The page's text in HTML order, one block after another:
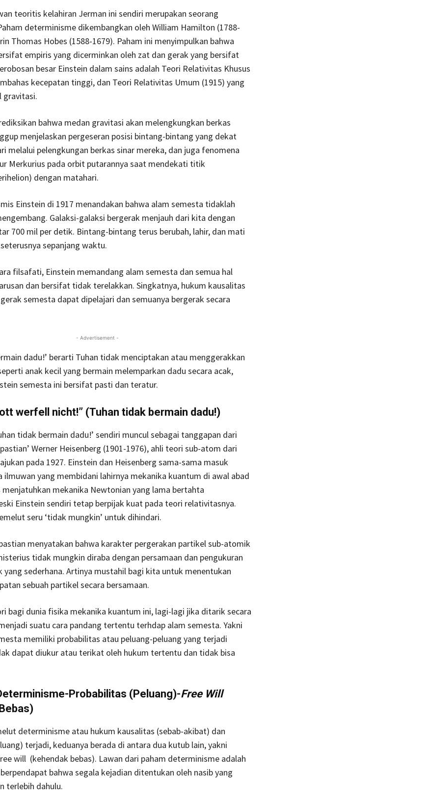
teoritis kelahiran Jerman ini sendiri merupakan seorang
determinisme dikembangkan oleh William Hamilton (1788-
Thomas Hobes (1588-1679). Paham ini menyimpulkan bahwa
empiris yang dicerminkan oleh zat dan gerak yang bersifat
besar Einstein dalam sains adalah Teori Relativitas Khusus
kecepatan tinggi, dan Teori Relativitas Umum (1915) yang
gravitasi.
bahwa medan gravitasi akan melengkungkan berkas
menjelaskan pergeseran posisi bintang-bintang yang dekat
melalui pelengkungan berkas sinar mereka, dan juga fenomena
Merkurius pada orbit putarannya saat mendekati titik
dengan matahari.
Einstein di 1917 menandakan bahwa alam semesta tidaklah
Galaksi-galaksi bergerak menjauh dari kita dengan
700 mil per detik. Bintang-bintang terus berubah, lahir, dan mati
sepanjang waktu.
filsafati, Einstein memandang alam semesta dan semua hal
dan bersifat tidak terelakkan. Singkatnya, hukum kausalitas
semesta dapat dipelajari dan semuanya bergerak secara
- Advertisement -
dadu!’ berarti Tuhan tidak menciptakan atau menggerakkan
anak kecil yang bermain melemparkan dadu secara acak,
semesta ini bersifat pasti dan teratur.
werfell nicht!” (Tuhan tidak bermain dadu!)
tidak bermain dadu!’ sendiri muncul sebagai tanggapan dari
Werner Heisenberg (1901-1976), ahli teori sub-atom dari
pada 1927. Einstein dan Heisenberg sama-sama masuk
ilmuwan yang membidani lahirnya mekanika kuantum di awal abad
menjatuhkan mekanika Newtonian yang lama bertahta
Einstein sendiri tetap berpijak kuat pada teori relativitasnya.
seru ‘tidak mungkin’ untuk dihindari.
menyatakan bahwa karakter pergerakan partikel sub-atomik
tidak mungkin diraba dengan persamaan dan pengukuran
yang sederhana. Artinya mustahil bagi kita untuk menentukan
sebuah partikel secara bersamaan.
bagi dunia fisika mekanika kuantum ini, lagi-lagi jika ditarik secara
suatu cara pandang tertentu terhdap alam semesta. Yakni
memiliki probabilitas atau peluang-peluang yang terjadi
dapat diukur atau terikat oleh hukum tertentu dan tidak bisa
Probabilitas (Peluang)-Free Will
determinisme atau hukum kausalitas (sebab-akibat) dan
terjadi, keduanya berada di antara dua kutub lain, yakni
will (kehendak bebas). Lawan dari paham determinisme adalah
bahwa segala kejadian ditentukan oleh nasib yang
terlebih dahulu.